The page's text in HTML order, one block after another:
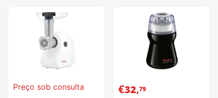
Preço sob consulta €32,79